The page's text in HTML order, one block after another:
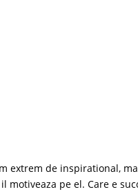
extrem de inspirational,
motiveaza pe el. Care e